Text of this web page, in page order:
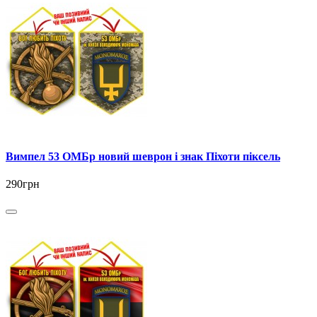
Вимпел 53 ОМБр новий шеврон і знак Піхоти піксель
290грн